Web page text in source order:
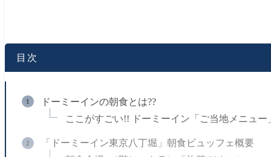
目次
ドーミーインの朝食とは??
ここがすごい!! ドーミーイン「ご当地メニュー
「ドーミーイン東京八丁堀」朝食ビュッフェ概要